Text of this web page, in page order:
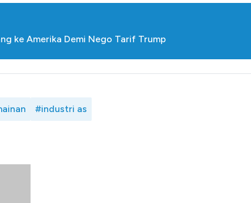
ke Amerika Demi Nego Tarif Trump
#industri as